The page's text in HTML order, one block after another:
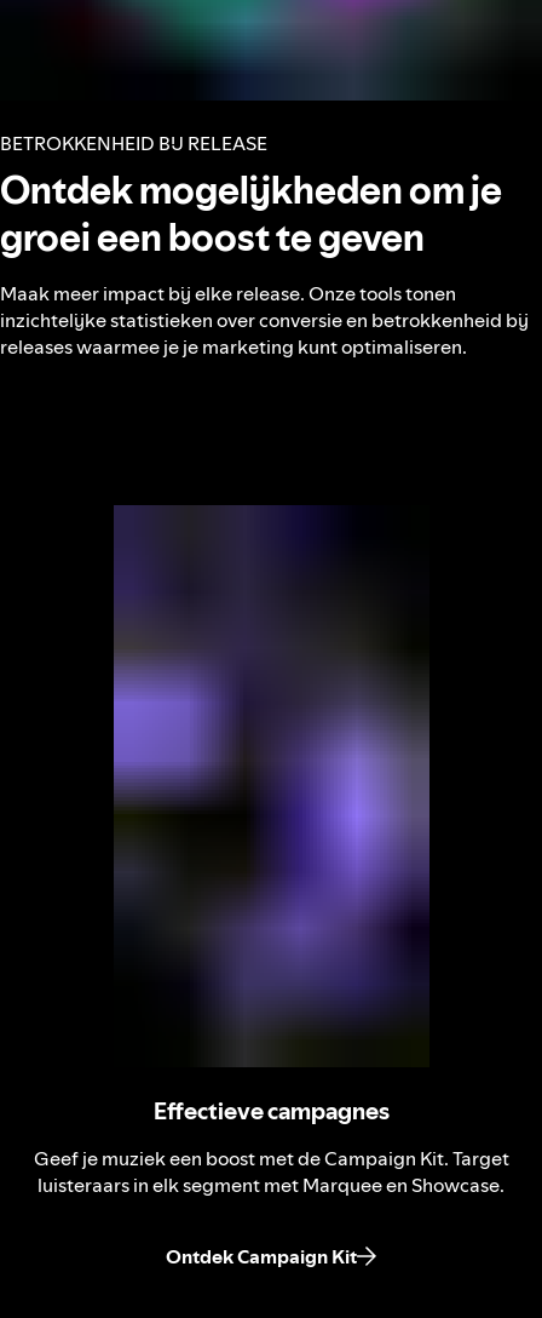
BETROKKENHEID BIJ RELEASE
Ontdek mogelijkheden om je
groei een boost te geven
Maak meer impact bij elke release. Onze tools tonen
inzichtelijke statistieken over conversie en betrokkenheid bij
releases waarmee je je marketing kunt optimaliseren.
Effectieve campagnes
Geef je muziek een boost met de Campaign Kit. Target
luisteraars in elk segment met Marquee en Showcase.
Ontdek Campaign Kit